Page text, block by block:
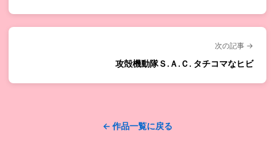
次の記事 →
攻殻機動隊Ｓ.Ａ.Ｃ. タチコマなヒビ
← 作品一覧に戻る